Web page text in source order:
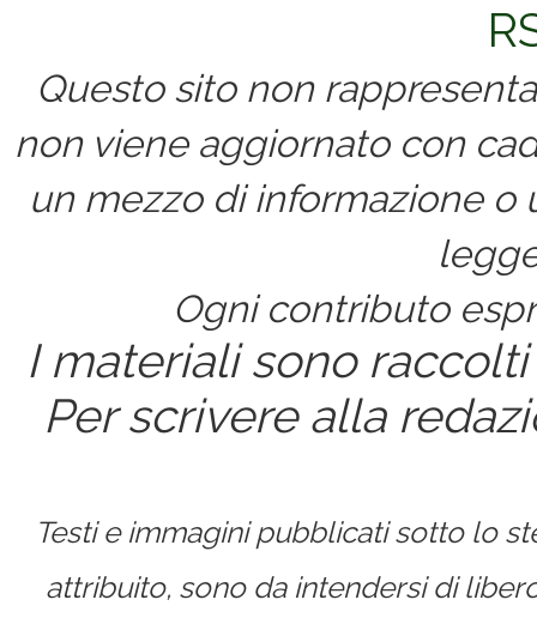
Questo sito non
non viene aggiornato con
un mezzo di informazione
Ogni contributo
I materiali sono
Per scrivere alla
Testi e immagini pubblicati sotto lo
attribuito, sono da intendersi di